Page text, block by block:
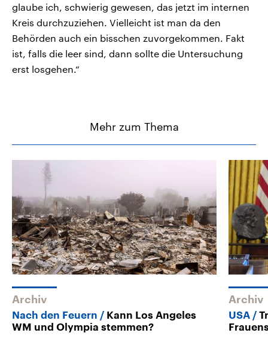
glaube ich, schwierig gewesen, das jetzt im internen
Kreis durchzuziehen. Vielleicht ist man da den
Behörden auch ein bisschen zuvorgekommen. Fakt
ist, falls die leer sind, dann sollte die Untersuchung
erst losgehen.“
Mehr zum Thema
Archiv
Nach den Feuern
Kann Los Angeles
WM und Olympia stemmen?
Archiv
USA